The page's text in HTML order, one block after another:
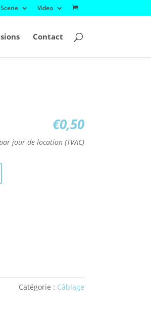
Scene Video
Contact
€0,50
jour de location (TVAC)
Catégorie : Câblage